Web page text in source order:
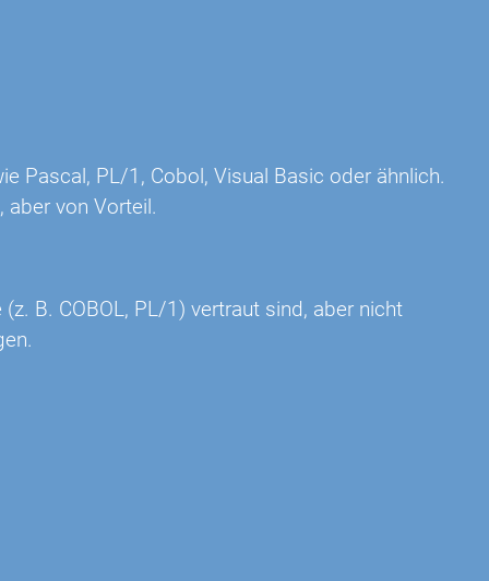
Pascal, PL/1, Cobol, Visual Basic oder ähnlich.
aber von Vorteil.
B. COBOL, PL/1) vertraut sind, aber nicht